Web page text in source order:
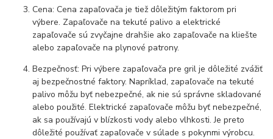
Cena: Cena zapaľovača je tiež dôležitým faktorom pri
výbere. Zapaľovače na tekuté palivo a elektrické
zapaľovače sú zvyčajne drahšie ako zapaľovače na kliešte
alebo zapaľovače na plynové patrony.
Bezpečnosť: Pri výbere zapaľovača pre gril je dôležité zvážiť
aj bezpečnostné faktory. Napríklad, zapaľovače na tekuté
palivo môžu byť nebezpečné, ak nie sú správne skladované
alebo použité. Elektrické zapaľovače môžu byť nebezpečné,
ak sa používajú v blízkosti vody alebo vlhkosti. Je preto
dôležité používať zapaľovače v súlade s pokynmi výrobcu.